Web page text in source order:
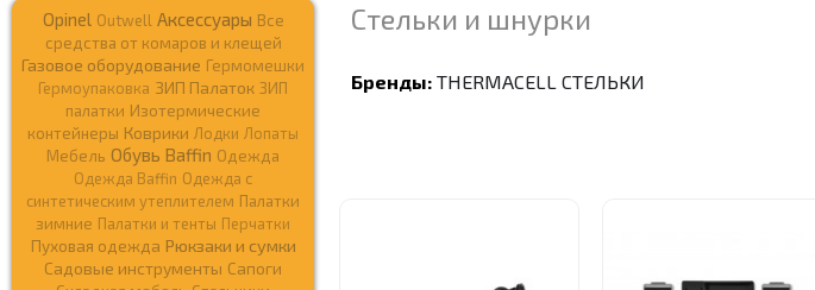
Opinel Outwell Аксессуары Все
средства от комаров и клещей
Газовое оборудование Гермомешки
Гермоупаковка ЗИП Палаток ЗИП
палатки Изотермические
контейнеры Коврики Лодки Лопаты
Мебель Обувь Baffin Одежда
Одежда Baffin Одежда c
синтетическим утеплителем Палатки
зимние Палатки и тенты Перчатки
Пуховая одежда Рюкзаки и сумки
Садовые инструменты Сапоги
Стельки и шнурки
Бренды: THERMACELL СТЕЛЬКИ